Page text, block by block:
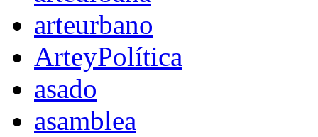
arteurbano
ArteyPolítica
asado
asamblea